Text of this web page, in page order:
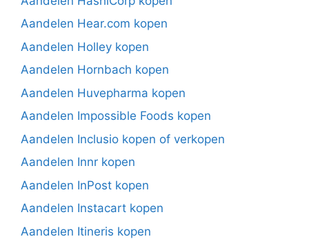
Aandelen Hear.com kopen
Aandelen Holley kopen
Aandelen Hornbach kopen
Aandelen Huvepharma kopen
Aandelen Impossible Foods kopen
Aandelen Inclusio kopen of verkopen
Aandelen Innr kopen
Aandelen InPost kopen
Aandelen Instacart kopen
Aandelen Itineris kopen